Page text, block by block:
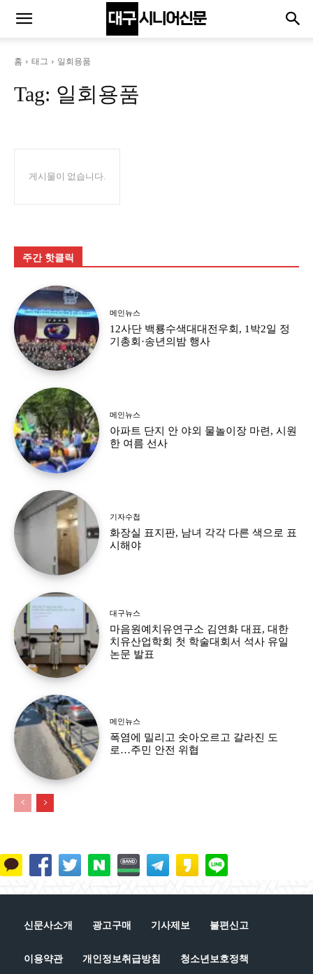
홈 태그 일회용품
Tag: 일회용품
게시물이 없습니다.
주간 핫클릭
메인뉴스
12사단 백룡수색대대전우회, 1박2일 정
기총회·송년의밤 행사
메인뉴스
아파트 단지 안 야외 물놀이장 마련, 시원
한 여름 선사
기자수첩
화장실 표지판, 남녀 각각 다른 색으로 표
시해야
대구뉴스
마음원예치유연구소 김연화 대표, 대한
치유산업학회 첫 학술대회서 석사 유일
논문 발표
메인뉴스
폭염에 밀리고 솟아오르고 갈라진 도
로…주민 안전 위협
신문사소개 광고구매 기사제보 불편신고
이용약관 개인정보취급방침 청소년보호정책